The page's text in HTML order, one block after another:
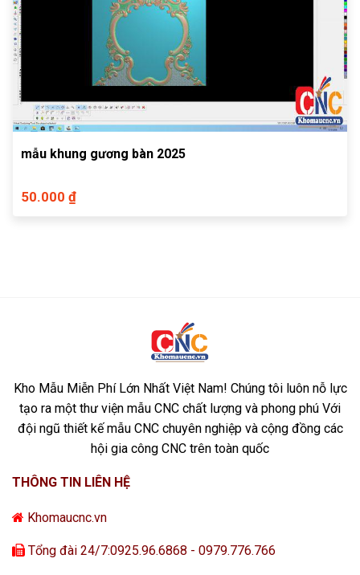
mẫu khung gương bàn 2025
50.000 ₫
Kho Mẫu Miễn Phí Lớn Nhất Việt Nam! Chúng tôi luôn nỗ lực
tạo ra một thư viện mẫu CNC chất lượng và phong phú Với
đội ngũ thiết kế mẫu CNC chuyên nghiệp và cộng đồng các
hội gia công CNC trên toàn quốc
THÔNG TIN LIÊN HỆ
Khomaucnc.vn
Tổng đài 24/7:0925.96.6868 - 0979.776.766